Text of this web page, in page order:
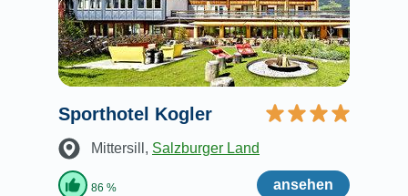
Sporthotel Kogler
Mittersill , Salzburger Land
86 % ansehen